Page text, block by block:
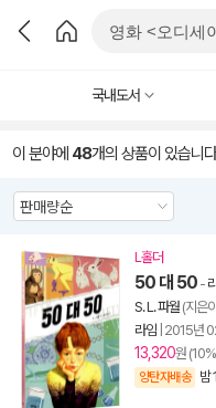
국내도서
이 분야에 48개의 상품이 있습니
L홀더
50 대 50 -
S. L. 파월 (지은
라임 2015년
13,320원
양탄자배송 밤